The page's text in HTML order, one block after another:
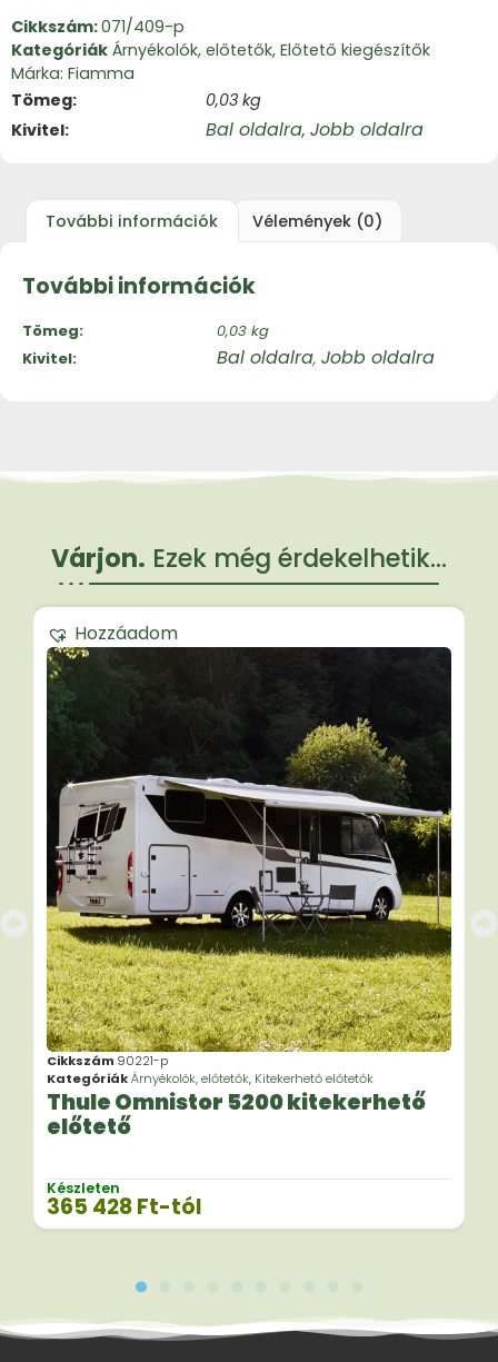
Cikkszám:071/409-p
Kategóriák Árnyékolók, előtetők, Előtető kiegészítők
Márka: Fiamma
Tömeg
0,03 kg
Kivitel
Bal oldalra, Jobb oldalra
További információk Vélemények (0)
További információk
Tömeg
0,03 kg
Kivitel
Bal oldalra, Jobb oldalra
Várjon. Ezek még érdekelhetik...
Hozzáadom
Cikkszám 90221-p
KategóriákÁrnyékolók, előtetők, Kitekerhető előtetők
Thule Omnistor 5200 kitekerhető
előtető
Készleten
365 428Ft-tól